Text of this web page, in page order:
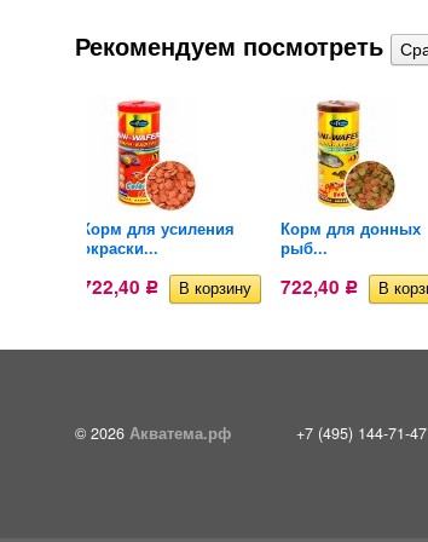
Рекомендуем посмотреть
Корм для усиления
окраски...
722,40 Р
Корм для донных
рыб...
722,40 Р
© 2026 Акватема.рф +7 (495) 144-71-47